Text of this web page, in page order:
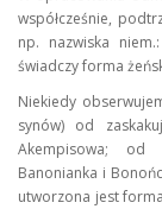
współcześnie,
np. nazwiska
świadczy forma
Niekiedy
synów) od
Akempisowa; od
Banonianka i
utworzona jest